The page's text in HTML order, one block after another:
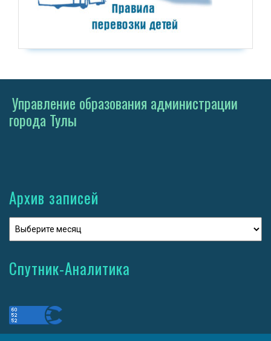
Управление образования администрации
города Тулы
Архив записей
Спутник-Аналитика